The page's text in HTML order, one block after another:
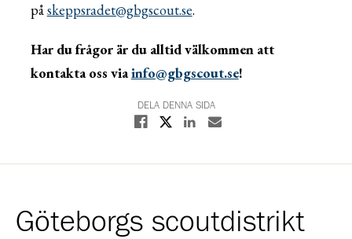
påskeppsradet@gbgscout.se.
Har du frågor är du alltid välkommen att
kontakta oss viainfo@gbgscout.se!
DELA DENNA SIDA
Dela på Facebook
Dela på XDela på Linkedin
Dela med E-post
Göteborgs scoutdistrikt